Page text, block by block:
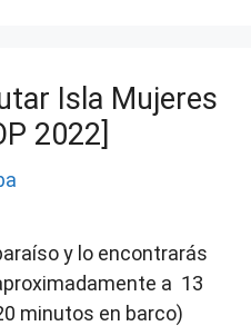
Isla Mujeres
2022]
y lo encontrarás
a 13
minutos en barco)